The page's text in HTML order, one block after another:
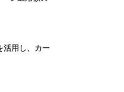
活用し、カー